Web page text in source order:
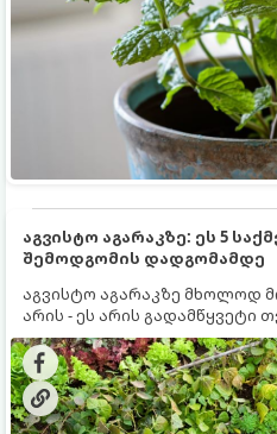
აგვისტო აგარაკზე: ეს 5
შემოდგომის დადგომამდე
აგვისტო აგარაკზე მხოლოდ
არის - ეს არის გადამწყვეტი
ეყრება მომავალი წლის
შემოდგომა-ზამთრის
ნიადაგმა ენერგია
ზამთარს გაუძლონ,
მნიშვნელოვანი საქმის